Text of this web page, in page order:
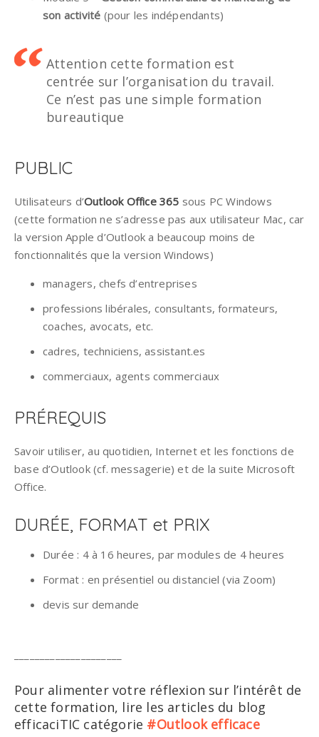
son activité (pour les indépendants)
Attention cette formation est
centrée sur l’organisation du travail.
Ce n’est pas une simple formation
bureautique
PUBLIC
Utilisateurs d’Outlook Office 365 sous PC Windows
(cette formation ne s’adresse pas aux utilisateur Mac, car
la version Apple d’Outlook a beaucoup moins de
fonctionnalités que la version Windows)
managers, chefs d’entreprises
professions libérales, consultants, formateurs,
coaches, avocats, etc.
cadres, techniciens, assistant.es
commerciaux, agents commerciaux
PRÉREQUIS
Savoir utiliser, au quotidien, Internet et les fonctions de
base d’Outlook (cf. messagerie) et de la suite Microsoft
Office.
DURÉE, FORMAT et PRIX
Durée : 4 à 16 heures, par modules de 4 heures
Format : en présentiel ou distanciel (via Zoom)
devis sur demande
Pour alimenter votre réflexion sur l’intérêt de
cette formation, lire les articles du blog
efficaciTIC catégorie #Outlook efficace